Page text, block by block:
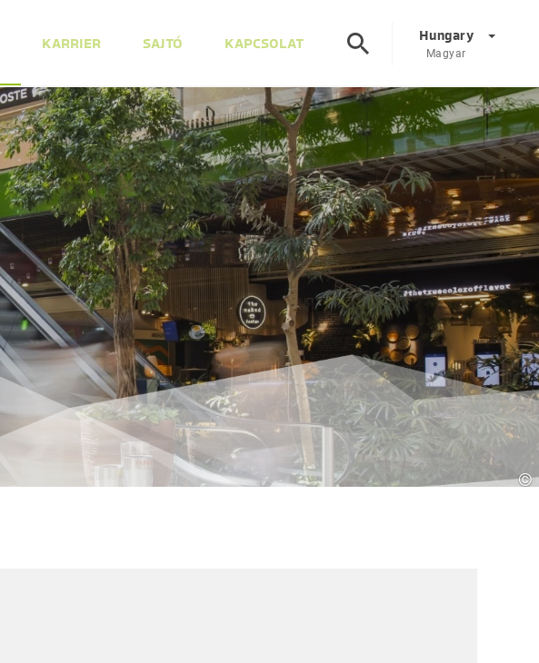
KARRIER SAJTÓ KAPCSOLAT Hungary
Magyar
Corporate DE EN
Ausztria DE EN
Szlovénia SL EN
Olaszország IT EN
Magyarország HU EN
Csehország CS EN
Horvátország HR
©